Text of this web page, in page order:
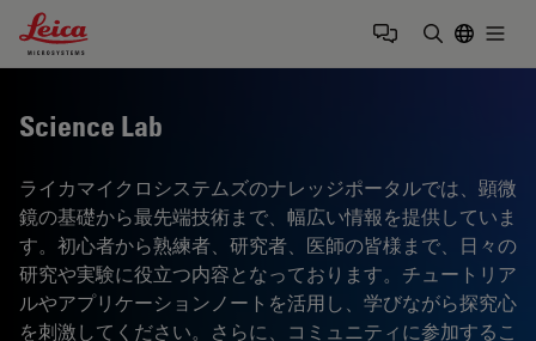
Leica Microsystems Logo
Science Lab
ライカマイクロシステムズのナレッジポータルでは、顕微
鏡の基礎から最先端技術まで、幅広い情報を提供していま
す。初心者から熟練者、研究者、医師の皆様まで、日々の
研究や実験に役立つ内容となっております。チュートリア
ルやアプリケーションノートを活用し、学びながら探究心
を刺激してください。さらに、コミュニティに参加するこ